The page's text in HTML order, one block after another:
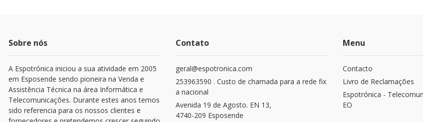
Sobre nós
A Espotrónica iniciou a sua atividade em 2005
em Esposende sendo pioneira na Venda e
Assistência Técnica na área Informática e
Telecomunicações. Durante estes anos temos
sido referencia para os nossos clientes e
Contato
geral@espotronica.com
253963590 . Custo de chamada para a rede fix
a nacional
Avenida 19 de Agosto. EN 13,
4740-209 Esposende
Menu
Contacto
Livro de Reclamações
Espotrónica -
EO